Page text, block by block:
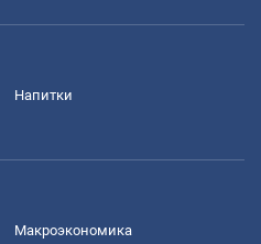
Напитки
Mакроэкономика